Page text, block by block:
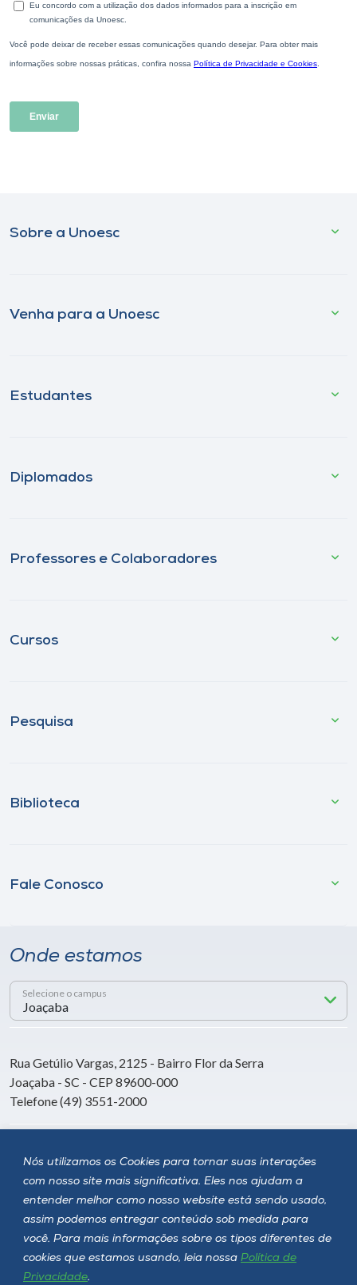
Nós utilizamos os Cookies para tornar suas interações
com nosso site mais significativa. Eles nos ajudam a
entender melhor como nosso website está sendo usado,
assim podemos entregar conteúdo sob medida para
você. Para mais informações sobre os tipos diferentes de
cookies que estamos usando, leia nossa Política de
Privacidade.
Sobre a Unoesc
Venha para a Unoesc
Estudantes
Diplomados
Professores e Colaboradores
Cursos
Pesquisa
Biblioteca
Fale Conosco
Onde estamos
Selecione o campus
Rua Getúlio Vargas, 2125 - Bairro Flor da Serra
Joaçaba - SC - CEP 89600-000
Telefone (49) 3551-2000
Siga a Unoesc